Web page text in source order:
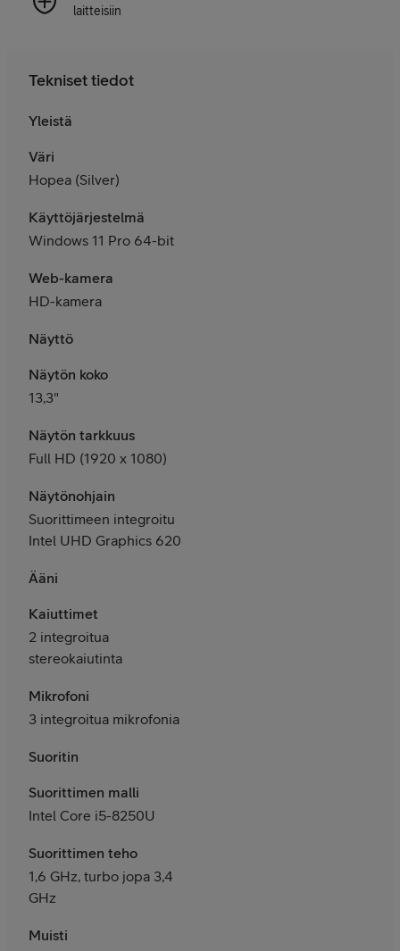
laitteisiin
Tekniset tiedot
Yleistä
Väri
Hopea (Silver)
Käyttöjärjestelmä
Windows 11 Pro 64-bit
Web-kamera
HD-kamera
Näyttö
Näytön koko
13,3"
Näytön tarkkuus
Full HD (1920 x 1080)
Näytönohjain
Suorittimeen integroitu
Intel UHD Graphics 620
Ääni
Kaiuttimet
2 integroitua
stereokaiutinta
Mikrofoni
3 integroitua mikrofonia
Suoritin
Suorittimen malli
Intel Core i5-8250U
Suorittimen teho
1,6 GHz, turbo jopa 3,4
GHz
Muisti